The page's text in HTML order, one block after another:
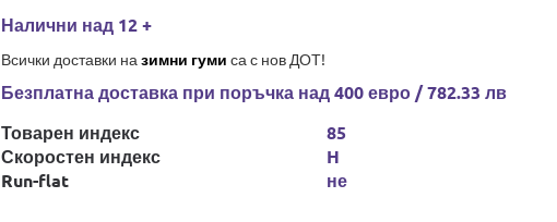
Налични над 12 +
Всички доставки на зимни гуми са с нов ДОТ!
Безплатна доставка при поръчка над 400 евро / 782.33 лв
Товарен индекс
Скоростен индекс
Run-flat
85
H
не